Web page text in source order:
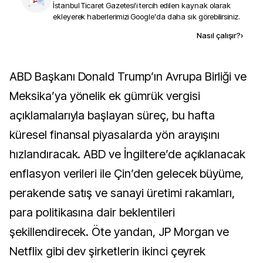
İstanbul Ticaret Gazetesi'i tercih edilen kaynak olarak
ekleyerek haberlerimizi Google'da daha sık görebilirsiniz.
Nasıl çalışır?›
ABD Başkanı Donald Trump’ın Avrupa Birliği ve
Meksika’ya yönelik ek gümrük vergisi
açıklamalarıyla başlayan süreç, bu hafta
küresel finansal piyasalarda yön arayışını
hızlandıracak. ABD ve İngiltere’de açıklanacak
enflasyon verileri ile Çin’den gelecek büyüme,
perakende satış ve sanayi üretimi rakamları,
para politikasına dair beklentileri
şekillendirecek. Öte yandan, JP Morgan ve
Netflix gibi dev şirketlerin ikinci çeyrek